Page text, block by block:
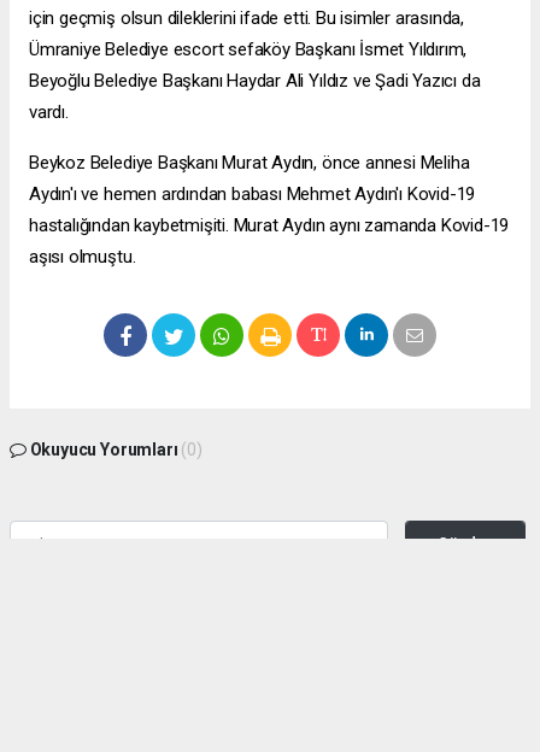
için geçmiş olsun dileklerini ifade etti. Bu isimler arasında,
Ümraniye Belediye escort sefaköyBaşkanı İsmet Yıldırım,
Beyoğlu Belediye Başkanı Haydar Ali Yıldız ve Şadi Yazıcı da
vardı.
Beykoz Belediye Başkanı Murat Aydın, önce annesi Meliha
Aydın'ı ve hemen ardından babası Mehmet Aydın'ı Kovid-19
hastalığından kaybetmişiti. Murat Aydın aynı zamanda Kovid-19
aşısı olmuştu.
Okuyucu Yorumları (0)
Gönder